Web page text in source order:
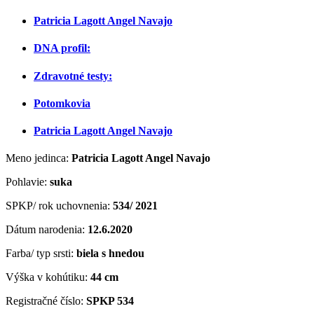
Patricia Lagott Angel Navajo
DNA profil:
Zdravotné testy:
Potomkovia
Patricia Lagott Angel Navajo
Meno jedinca: Patricia Lagott Angel Navajo
Pohlavie: suka
SPKP/ rok uchovnenia: 534/ 2021
Dátum narodenia: 12.6.2020
Farba/ typ srsti: biela s hnedou
Výška v kohútiku: 44 cm
Registračné číslo: SPKP 534